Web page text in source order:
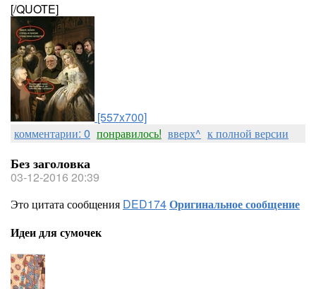
[/QUOTE]
[557x700]
комментарии: 0 понравилось! вверх^ к полной версии
Без заголовка
03-12-2016 20:39
Это цитата сообщения DED174Оригинальное сообщение
Идеи для сумочек